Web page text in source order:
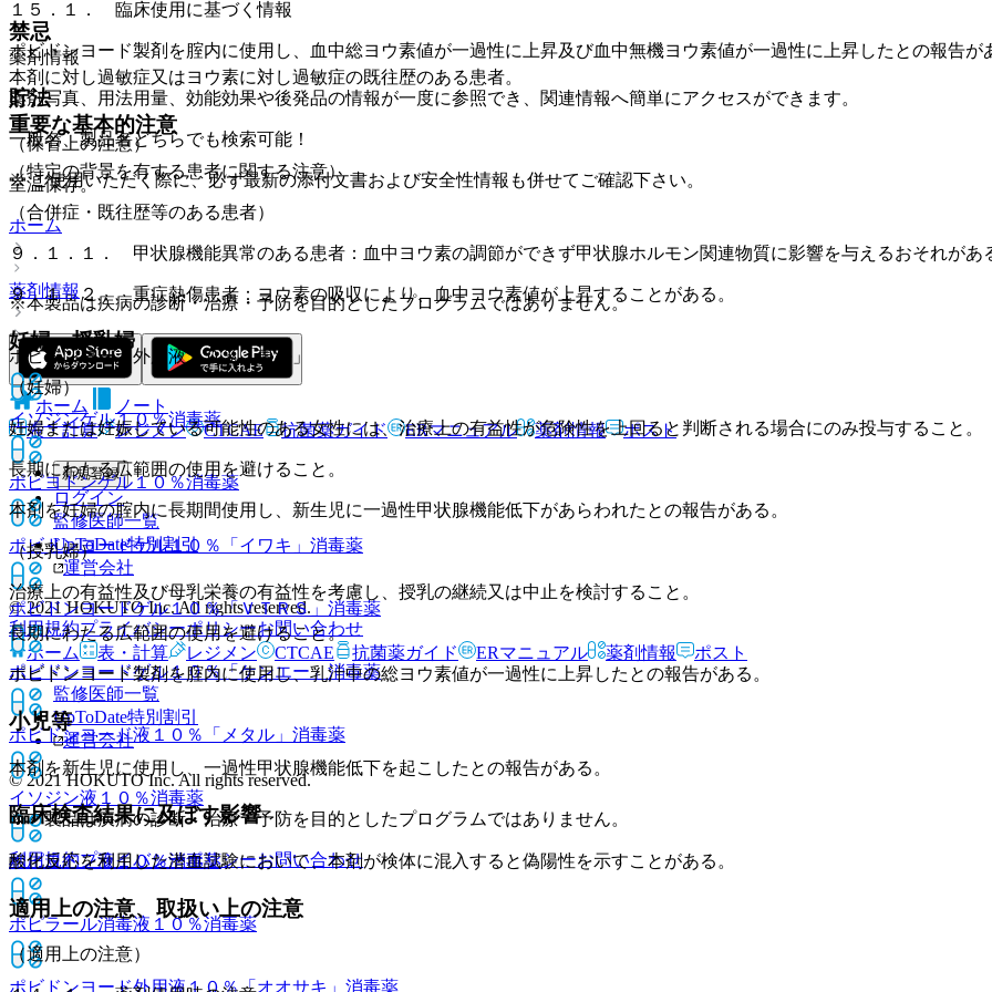
１５．１． 臨床使用に基づく情報
ポビドンヨード製剤を腟内に使用し、血中総ヨウ素値が一過性に上昇及び血中無機ヨウ素値が一過性に上昇したとの報告が
貯法
（保管上の注意）
室温保存。
ホーム
薬剤情報
ポビドンヨード外用液１０％「東海」
イソジンゲル１０％消毒薬
ポピヨドンゲル１０％消毒薬
ポビドンヨードゲル１０％「イワキ」 消毒薬
ポビドンヨードゲル１０％「ＶＴＲＳ」 消毒薬
ポビドンヨードゲル１０％「ケンエー」 消毒薬
ポビドンヨード液１０％「メタル」 消毒薬
イソジン液１０％消毒薬
ポピヨドン液１０％消毒薬
ポピラール消毒液１０％消毒薬
ポビドンヨード外用液１０％「オオサキ」 消毒薬
禁忌
本剤に対し過敏症又はヨウ素に対し過敏症の既往歴のある患者。
重要な基本的注意
（特定の背景を有する患者に関する注意）
（合併症・既往歴等のある患者）
９．１．１． 甲状腺機能異常のある患者：血中ヨウ素の調節ができず甲状腺ホルモン関連物質に影響を与えるおそれがあ
９．１．２． 重症熱傷患者：ヨウ素の吸収により、血中ヨウ素値が上昇することがある。
妊婦・授乳婦
（妊婦）
妊婦または妊娠している可能性のある女性には、治療上の有益性が危険性を上回ると判断される場合にのみ投与すること。
長期にわたる広範囲の使用を避けること。
本剤を妊婦の腟内に長期間使用し、新生児に一過性甲状腺機能低下があらわれたとの報告がある。
（授乳婦）
治療上の有益性及び母乳栄養の有益性を考慮し、授乳の継続又は中止を検討すること。
長期にわたる広範囲の使用を避けること。
ポビドンヨード製剤を腟内に使用し、乳汁中の総ヨウ素値が一過性に上昇したとの報告がある。
小児等
本剤を新生児に使用し、一過性甲状腺機能低下を起こしたとの報告がある。
臨床検査結果に及ぼす影響
酸化反応を利用した潜血試験において、本剤が検体に混入すると偽陽性を示すことがある。
適用上の注意、取扱い上の注意
（適用上の注意）
薬剤情報
薬剤写真、用法用量、効能効果や後発品の情報が一度に参照でき、関連情報へ簡単にアクセスができます。
一般名、製品名どちらでも検索可能！
※ ご使用いただく際に、必ず最新の添付文書および安全性情報も併せてご確認下さい。
※本製品は疾病の診断・治療・予防を目的としたプログラムではありません。
ホーム
ノート
表・計算
レジメン CTCAE 抗菌薬ガイド ERマニュアル 薬剤情報 ポスト
新規登録
ログイン
監修医師一覧
UpToDate特別割引
運営会社
© 2021 HOKUTO Inc. All rights reserved.
利用規約プライバシーポリシーお問い合わせ
ホーム
表・計算 レジメン CTCAE 抗菌薬ガイド ERマニュアル 薬剤情報 ポスト
監修医師一覧
UpToDate特別割引
運営会社
© 2021 HOKUTO Inc. All rights reserved.
※本製品は疾病の診断・治療・予防を目的としたプログラムではありません。
利用規約プライバシーポリシーお問い合わせ